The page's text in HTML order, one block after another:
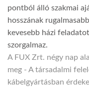
pontból álló szakmai
hosszának
kevesebb házi
szorgalmaz.
A FUX Zrt. négy nap
meg - A társadalmi
kábelgyártásban